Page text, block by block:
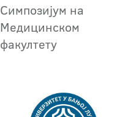
Симпозијум на
Медицинском
факултету